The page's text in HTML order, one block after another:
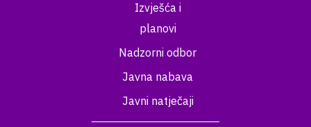
Izvješća i
planovi
Nadzorni odbor
Javna nabava
Javni natječaji